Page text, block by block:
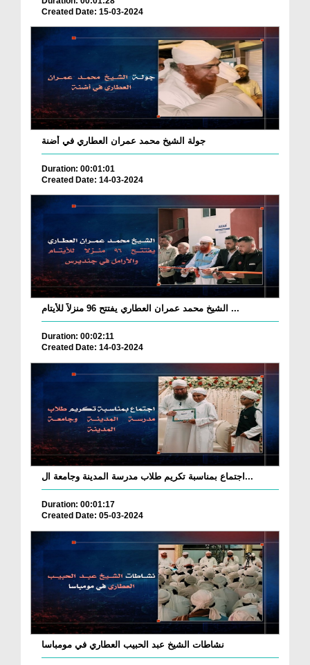
Created Date: 15-03-2024
جولة الشيخ محمد عمران العطاري في أضنة
Duration: 00:01:01
Created Date: 14-03-2024
الشيخ محمد عمران العطاري يفتتح 96 منزلاً للأيتام ...
Duration: 00:02:11
Created Date: 14-03-2024
اجتماع بمناسبة تكريم طلاب مدرسة المدينة وجامعة ال...
Duration: 00:01:17
Created Date: 05-03-2024
نشاطات الشيخ عبد الحبيب العطاري في مومباسا